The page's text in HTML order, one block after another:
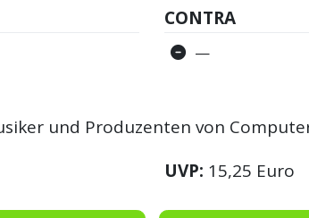
CONTRA
—
und Produzenten von
UVP: 15,25 Euro